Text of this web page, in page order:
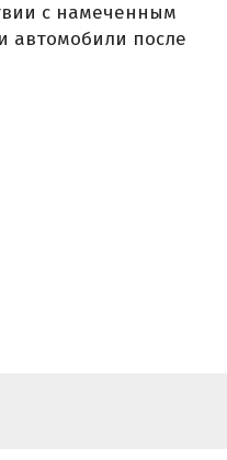
с намеченным
автомобили после